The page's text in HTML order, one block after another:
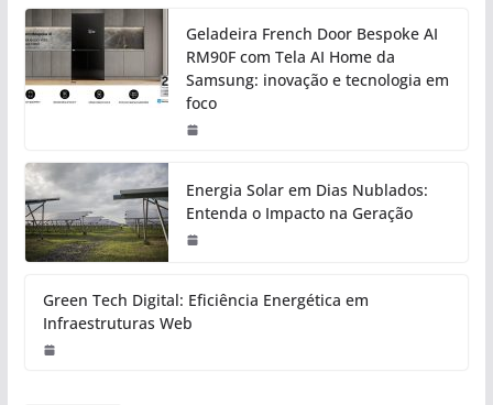
Geladeira French Door Bespoke AI
RM90F com Tela AI Home da
Samsung: inovação e tecnologia em
foco
Energia Solar em Dias Nublados:
Entenda o Impacto na Geração
Green Tech Digital: Eficiência Energética em
Infraestruturas Web